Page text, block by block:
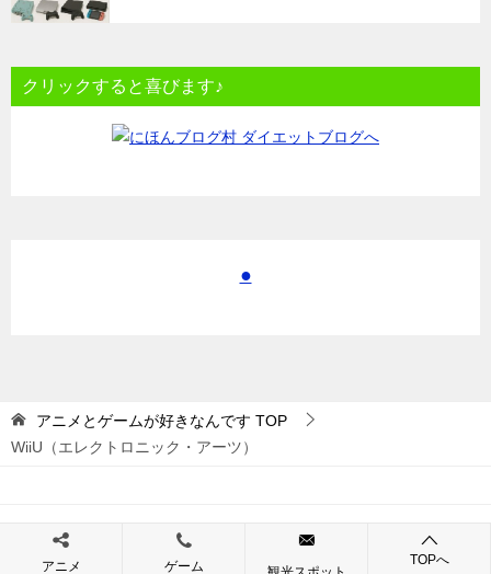
クリックすると喜びます♪
●
アニメとゲームが好きなんです TOP
WiiU（エレクトロニック・アーツ）
© 2017 アニメとゲームが好きなんです
アニメ ゲーム TOPへ